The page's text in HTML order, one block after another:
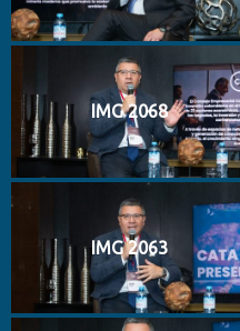
IMG 2068
IMG 2063